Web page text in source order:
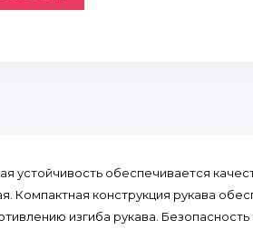
устойчивость обеспечивается
Компактная конструкция рукава
изгиба рукава. Безопасность